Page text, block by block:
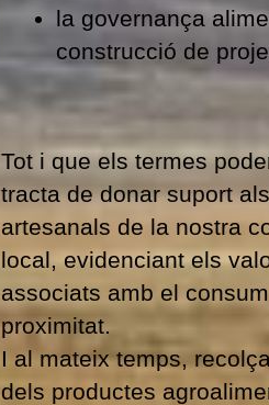
la governança
construcció de
Tot i que els termes
tracta de donar suport
artesanals de la nostra
local, evidenciant els
associats amb el
proximitat.
I al mateix temps,
dels productes